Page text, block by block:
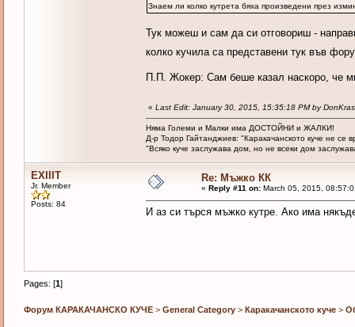
Знаем ли колко кутрета бяха произведени през
Тук можеш и сам да си отговориш -
колко кучила са представени тук във
П.П. Жокер: Сам беше казал наскоро, че
« Last Edit: January 30, 2015, 15:35:18 PM by
Няма Големи и Малки има ДОСТОЙНИ и ЖАЛКИ!
Д-р Тодор Гайтанджиев: "Каракачанското куче не
"Всяко куче заслужава дом, но не всеки дом
EXIIIT
Jr. Member
Posts: 84
Re: Мъжко КК
« Reply #11 on:March 05, 2015,
И аз си търся мъжко кутре. Ако има
Pages: [1]
Форум КАРАКАЧАНСКО КУЧЕ> General Category> Каракачанското куче>